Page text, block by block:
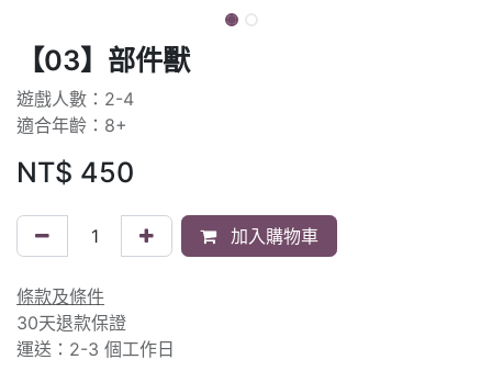
【03】部件獸
遊戲人數：2-4
適合年齡：8+
NT$ 450
加入購物車
條款及條件
30天退款保證
運送：2-3 個工作日